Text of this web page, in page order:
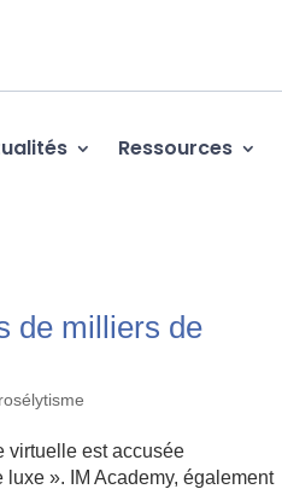
Ressources
de milliers de
virtuelle est accusée
». IM Academy, également